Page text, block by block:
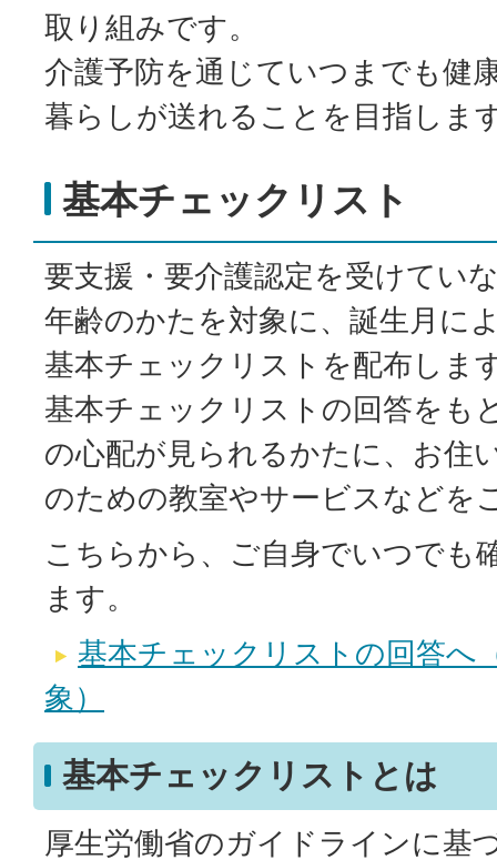
取り組みです。
介護予防を通じていつまでも健
暮らしが送れることを目指しま
基本チェックリスト
要支援・要介護認定を受けてい
年齢のかたを対象に、誕生月に
基本チェックリストを配布しま
基本チェックリストの回答をも
の心配が見られるかたに、お住
のための教室やサービスなどを
こちらから、ご自身でいつでも
ます。
基本チェックリストの回答へ
象）
基本チェックリストとは
厚生労働省のガイドラインに基